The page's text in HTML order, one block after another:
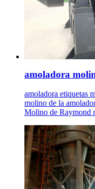
amoladora
amoladora etiquetas
molino de la
Molino de Raymond